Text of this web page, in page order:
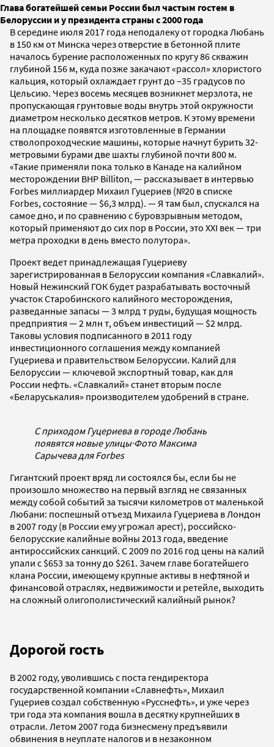
Глава богатейшей семьи России был частым гостем в
Белоруссии и у президента страны с 2000 года
В середине июля 2017 года неподалеку от городка Любань
в 150 км от Минска через отверстие в бетонной плите
началось бурение расположенных по кругу 86 скважин
глубиной 156 м, куда позже закачают «рассол» хлористого
кальция, который охлаждает грунт до –35 градусов по
Цельсию. Через восемь месяцев возникнет мерзлота, не
пропускающая грунтовые воды внутрь этой окружности
диаметром несколько десятков метров. К этому времени
на площадке появятся изготовленные в Германии
стволопроходческие машины, которые начнут бурить 32-
метровыми бурами две шахты глубиной почти 800 м.
«Такие применяли пока только в Канаде на калийном
месторождении BHP Billiton, — рассказывает в интервью
Forbes миллиардер Михаил Гуцериев (№20 в списке
Forbes, состояние — $6,3 млрд). — Я там был, спускался на
самое дно, и по сравнению с буровзрывным методом,
который применяют до сих пор в России, это XXI век — три
метра проходки в день вместо полутора».
Проект ведет принадлежащая Гуцериеву
зарегистрированная в Белоруссии компания «Славкалий».
Новый Нежинский ГОК будет разрабатывать восточный
участок Старобинского калийного месторождения,
разведанные запасы — 3 млрд т руды, будущая мощность
предприятия — 2 млн т, объем инвестиций — $2 млрд.
Таковы условия подписанного в 2011 году
инвестиционного соглашения между компанией
Гуцериева и правительством Белоруссии. Калий для
Белоруссии — ключевой экспортный товар, как для
России нефть. «Славкалий» станет вторым после
«Беларуськалия» производителем удобрений в стране.
С приходом Гуцериева в городе Любань
появятся новые улицы·Фото Максима
Сарычева для Forbes
Гигантский проект вряд ли состоялся бы, если бы не
произошло множество на первый взгляд не связанных
между собой событий за тысячи километров от маленькой
Любани: поспешный отъезд Михаила Гуцериева в Лондон
в 2007 году (в России ему угрожал арест), российско-
белорусские калийные войны 2013 года, введение
антироссийских санкций. С 2009 по 2016 год цены на калий
упали с $653 за тонну до $261. Зачем главе богатейшего
клана России, имеющему крупные активы в нефтяной и
финансовой отраслях, недвижимости и ретейле, выходить
на сложный олигополистический калийный рынок?
Дорогой гость
В 2002 году, уволившись с поста гендиректора
государственной компании «Славнефть», Михаил
Гуцериев создал собственную «Русснефть», и уже через
три года эта компания вошла в десятку крупнейших в
отрасли. Летом 2007 года бизнесмену предъявили
обвинения в неуплате налогов и в незаконном